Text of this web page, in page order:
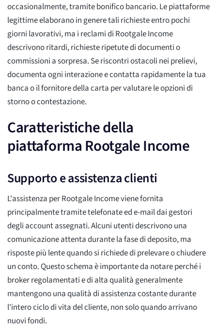
occasionalmente, tramite bonifico bancario. Le piattaforme
legittime elaborano in genere tali richieste entro pochi
giorni lavorativi, ma i reclami di Rootgale Income
descrivono ritardi, richieste ripetute di documenti o
commissioni a sorpresa. Se riscontri ostacoli nei prelievi,
documenta ogni interazione e contatta rapidamente la tua
banca o il fornitore della carta per valutare le opzioni di
storno o contestazione.
Caratteristiche della
piattaforma Rootgale Income
Supporto e assistenza clienti
L'assistenza per Rootgale Income viene fornita
principalmente tramite telefonate ed e-mail dai gestori
degli account assegnati. Alcuni utenti descrivono una
comunicazione attenta durante la fase di deposito, ma
risposte più lente quando si richiede di prelevare o chiudere
un conto. Questo schema è importante da notare perché i
broker regolamentati e di alta qualità generalmente
mantengono una qualità di assistenza costante durante
l'intero ciclo di vita del cliente, non solo quando arrivano
nuovi fondi.